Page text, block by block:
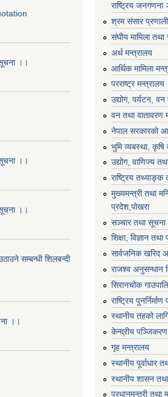
।।
।।
।।
सम्बन्धी शिलबन्दी
।।
राष्ट्रिय जनगणना
श्रम संसार प्रणाली
संघीय मामिला
अर्थ मन्त्रालय
आर्थिक मामिला
परराष्ट्र मन्त्रालय
उद्योग, पर्यटन,
वन तथा वातावरण
नेपाल सरकारको
भुमि व्यबस्था, कृषि
उद्योग, वाणिज्य
राष्ट्रिय तथ्याङ्क
मुख्यमन्त्री तथा
प्रदेश,पोखरा
सञ्‍चार तथा सूचना
शिक्षा, विज्ञान
सार्वजनिक खरिद
राजश्व अनुसन्धान
सिरानचोक
राष्ट्रिय
स्थानीय तहको
केन्द्रीय पञ्जिकरण
गृह मन्त्रालय
स्थानीय पूर्वाधार
स्थानीय शासन
प्रधानमन्त्री तथा